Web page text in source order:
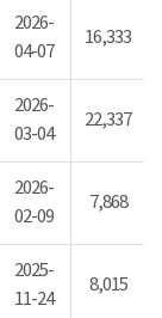
2026-
04-07
16,333
2026-
03-04
22,337
2026-
02-09
7,868
2025-
11-24
8,015